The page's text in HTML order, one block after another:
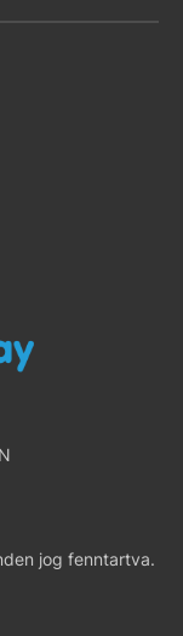
jog fenntartva.